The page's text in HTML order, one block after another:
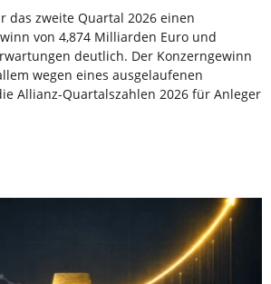
das zweite Quartal 2026 einen
von 4,874 Milliarden Euro und
deutlich. Der Konzerngewinn
wegen eines ausgelaufenen
Allianz-Quartalszahlen 2026 für Anleger